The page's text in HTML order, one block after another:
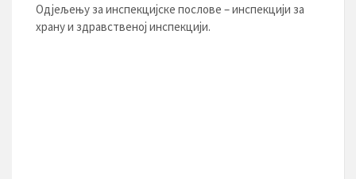
Одјељењу за инспекцијске послове – инспекцији за
храну и здравственој инспекцији.